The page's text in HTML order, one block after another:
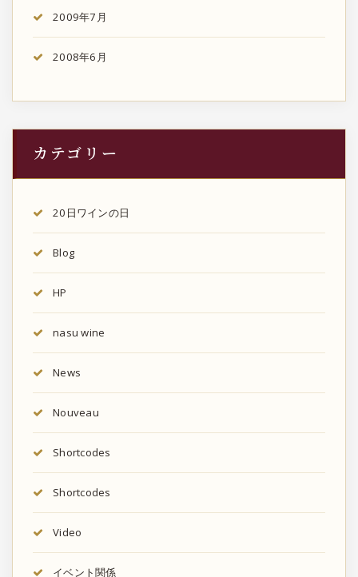
2009年7月
2008年6月
カテゴリー
20日ワインの日
Blog
HP
nasu wine
News
Nouveau
Shortcodes
Shortcodes
Video
イベント関係